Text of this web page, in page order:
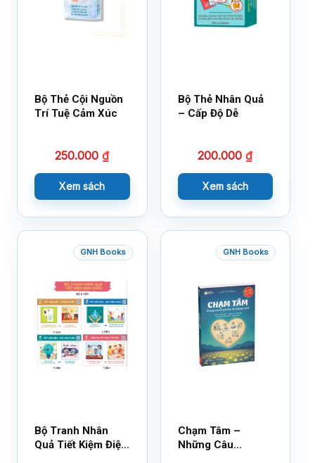
Bộ Thẻ Cội Nguồn
Trí Tuệ Cảm Xúc
250.000₫
Xem sách
Bộ Thẻ Nhân Quả
– Cấp Độ Dễ
200.000₫
Xem sách
GNH Books
Bộ Tranh Nhân
Quả Tiết Kiệm Điện
GNH Books
Chạm Tâm –
Những Câu